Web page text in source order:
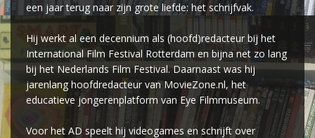
een jaar terug naar zijn grote liefde: het schrijfvak.
Hij werkt al een decennium als (hoofd)redacteur bij het
International Film Festival Rotterdam en bijna net zo lang
bij het Nederlands Film Festival. Daarnaast was hij
jarenlang hoofdredacteur van MovieZone.nl, het
educatieve jongerenplatform van Eye Filmmuseum.
Voor het AD speelt hij videogames en schrijft over